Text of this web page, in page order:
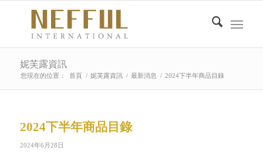
妮芙露資訊
您現在的位置： 首頁 / 妮芙露資訊 / 最新消息 / 2024下半年商品目錄
2024下半年商品目錄
2024年6月28日